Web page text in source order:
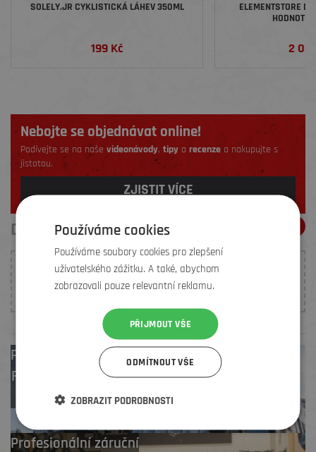
SOLELY.JR CYKLISTICKÁ LÁHEV 350ML
199 Kč
ELEMENTSTORE
2
Nebojte se objednávat online!
Podívejte se na naše videonávody,tipy a recenzea nakupujte s
jistotou.
ZJISTIT VÍCE
DOPORUČENÍ ELEMENŤÁKŮ
K tomuto produktu nebylo prozatím vloženo žádné
hodnocení. Buďte první, kdopřidá doporučení
Prodejny
,
Frýdek-Místek
Zlín
Profesionální záruční
Používáme cookies
Používáme soubory cookies pro zlepšení
uživatelského zážitku. A také, abychom
zobrazovali pouze relevantní reklamu.
PŘIJMOUT VŠE
ODMÍTNOUT VŠE
ZOBRAZIT PODROBNOSTI